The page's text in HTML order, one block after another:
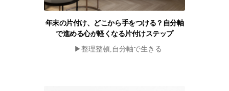
年末の片付け、どこから手をつける？自分軸
で進める心が軽くなる片付けステップ
▶︎整理整頓,自分軸で生きる